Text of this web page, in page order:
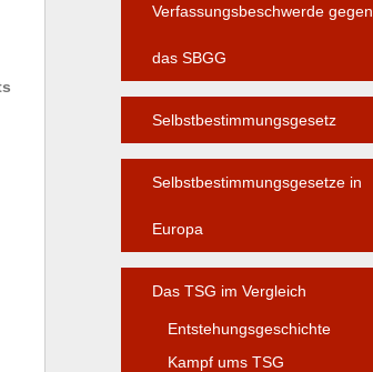
Verfassungsbeschwerde gegen
das SBGG
Selbstbestimmungsgesetz
Selbstbestimmungsgesetze in
Europa
Das TSG im Vergleich
Entstehungsgeschichte
Kampf ums TSG